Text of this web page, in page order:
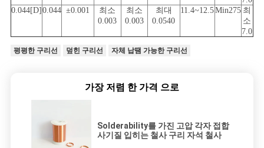
0.044[D] 0.044 ±0.001
최소
0.003
최소
0.003
최대
0.0540
11.4~12.5Min275 최
소
7.0
평평한 구리선 덮힌 구리선 자체 납땜 가능한 구리선
가장 저렴 한 가격 으로
Solderability를 가진 고압 각자 접합
사기질 입히는 철사 구리 자석 철사